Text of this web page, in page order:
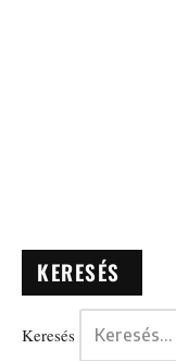
KERESÉS
Keresés